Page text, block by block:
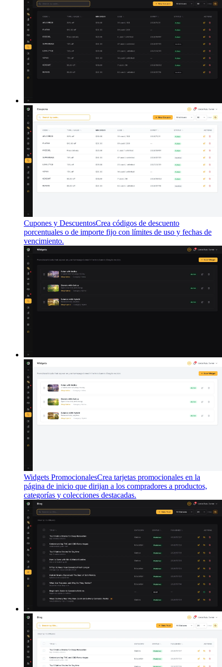
Cupones y DescuentosCrea códigos de descuento
porcentuales o de importe fijo con límites de uso y fechas de
vencimiento.
Widgets PromocionalesCrea tarjetas promocionales en la
página de inicio que dirijan a los compradores a productos,
categorías y colecciones destacadas.